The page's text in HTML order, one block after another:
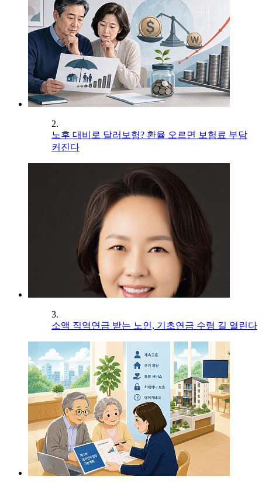
2.
노후 대비로 달러보험? 환율 오르면 보험료 부담
커진다
3.
소액 직역연금 받는 노인, 기초연금 수령 길 열린다